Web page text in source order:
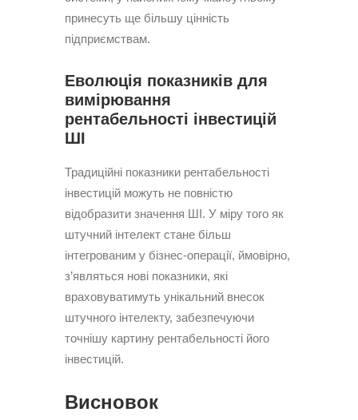
принесуть ще більшу цінність
підприємствам.
Еволюція показників для
вимірювання
рентабельності інвестицій
ШІ
Традиційні показники рентабельності
інвестицій можуть не повністю
відобразити значення ШІ. У міру того як
штучний інтелект стане більш
інтегрованим у бізнес-операції, ймовірно,
з’являться нові показники, які
враховуватимуть унікальний внесок
штучного інтелекту, забезпечуючи
точнішу картину рентабельності його
інвестицій.
Висновок